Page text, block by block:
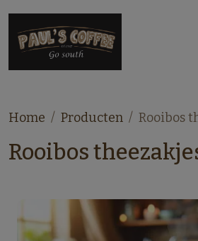
Home Producten Rooibos
Rooibos